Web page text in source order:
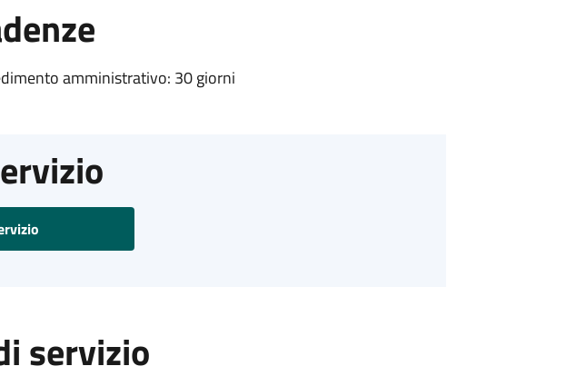
amministrativo: 30 giorni
servizio